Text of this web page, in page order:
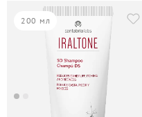
200 мл